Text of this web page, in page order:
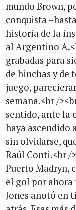
mundo Brown,
conquista
historia de la
al Argentino
grabadas para
de hinchas y de
juego,
semana.<br /
sentido, ante la
haya ascendido
sin olvidarse,
Raúl Conti.<br /
Puerto Madryn,
el gol por ahora
Jones anotó en